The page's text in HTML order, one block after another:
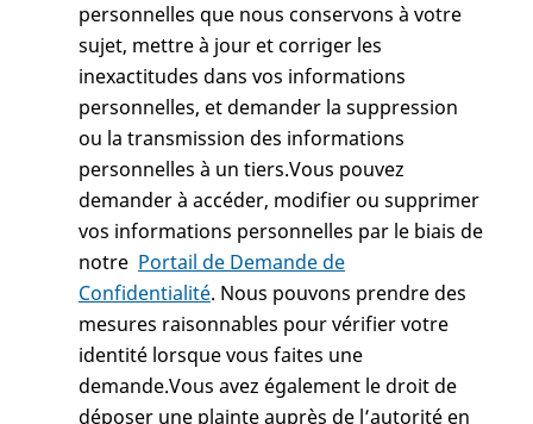
personnelles que nous conservons à votre
sujet, mettre à jour et corriger les
inexactitudes dans vos informations
personnelles, et demander la suppression
ou la transmission des informations
personnelles à un tiers.Vous pouvez
demander à accéder, modifier ou supprimer
vos informations personnelles par le biais de
notre Portail de Demande de
Confidentialité. Nous pouvons prendre des
mesures raisonnables pour vérifier votre
identité lorsque vous faites une
demande.Vous avez également le droit de
déposer une plainte auprès de l’autorité en